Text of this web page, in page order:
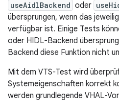
useAidlBackend oder
übersprungen, wenn das
verfügbar ist. Einige Tests
oder HIDL-Backend
Backend diese Funktion nicht
Mit dem VTS-Test wird
Systemeigenschaften korrekt
werden grundlegende VHAL-